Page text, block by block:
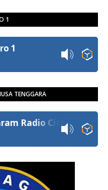
1
1
TENGGARA
Radio City